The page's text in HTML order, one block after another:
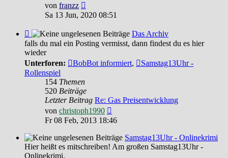
von franzz
Beitrag
Sa 13 Jun, 2020 08:51
Feed
-
Das
Archiv
Das Archiv
falls du mal ein Posting vermisst, dann findest du es hier
wieder
Unterforen:
BobBot informiert,
Samstag13Uhr -
Rollenspiel
154 Themen
520 Beiträge
Letzter Beitrag Re: Gas Preisentwicklung
von christoph1990
Beitrag
Fr 08 Feb, 2013 18:46
Samstag13Uhr - Onlinekrimi
Hier heißt es mitschreiben! Am großen Samstag13Uhr -
Onlinekrimi.